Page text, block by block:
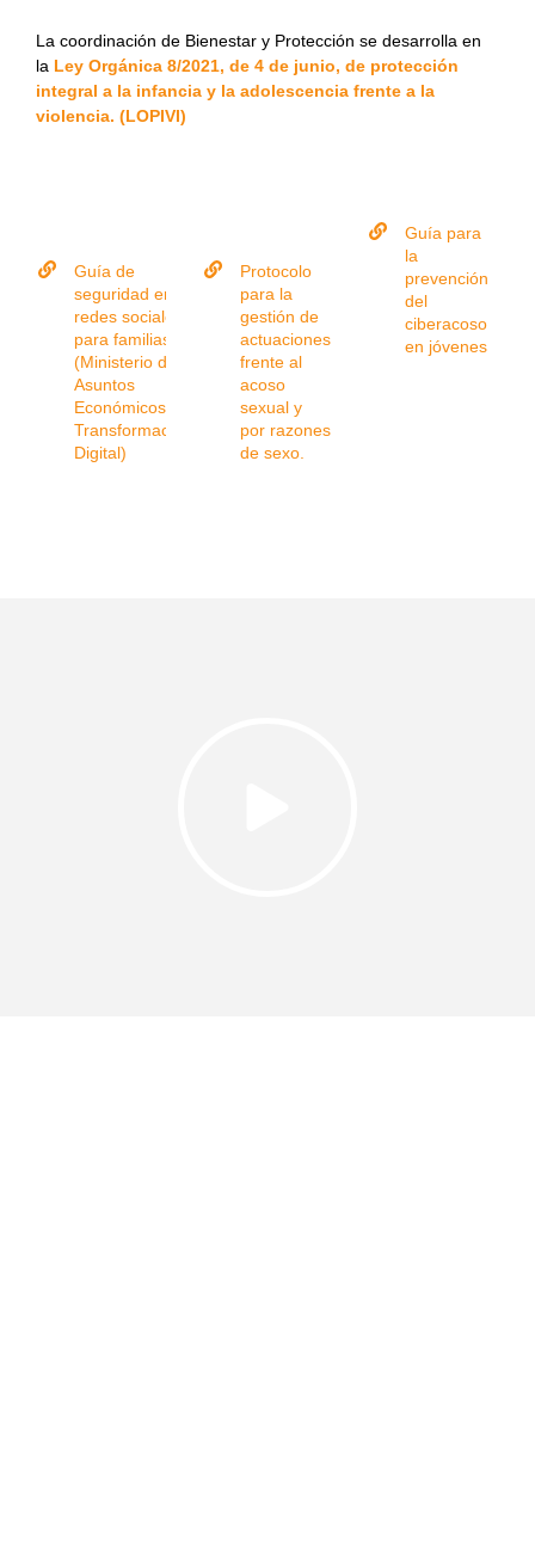
La coordinación de Bienestar y Protección se desarrolla en
la Ley Orgánica 8/2021, de 4 de junio, de protección
integral a la infancia y la adolescencia frente a la
violencia. (LOPIVI)
Guía de
seguridad en
redes sociales
para familias
(Ministerio de
Asuntos
Económicos y
Transformación
Digital)
Protocolo
para la
gestión de
actuaciones
frente al
acoso
sexual y
por razones
de sexo.
Guía para
la
prevención
del
ciberacoso
en jóvenes